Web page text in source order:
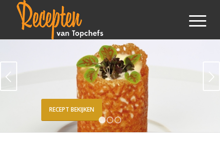
RECEPT BEKIJKEN
Volgende
1 2